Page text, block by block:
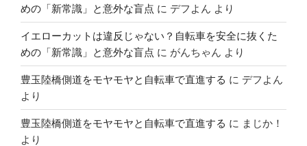
めの「新常識」と意外な盲点 に デフよん より
イエローカットは違反じゃない？自転車を安全に抜くた
めの「新常識」と意外な盲点 に がんちゃん より
豊玉陸橋側道をモヤモヤと自転車で直進する に デフよん
より
豊玉陸橋側道をモヤモヤと自転車で直進する に まじか！
より